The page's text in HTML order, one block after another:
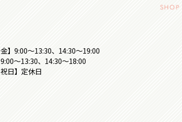
】9:00～13:30、14:30～19:00
13:30、14:30～18:00
】定休日